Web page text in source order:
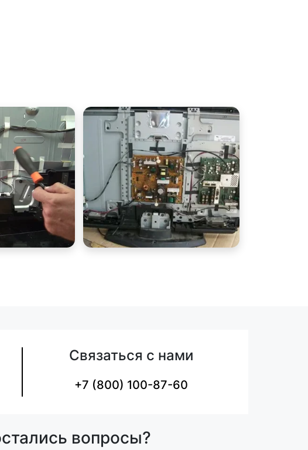
Связаться с нами
+7 (800) 100-87-60
вопросы?